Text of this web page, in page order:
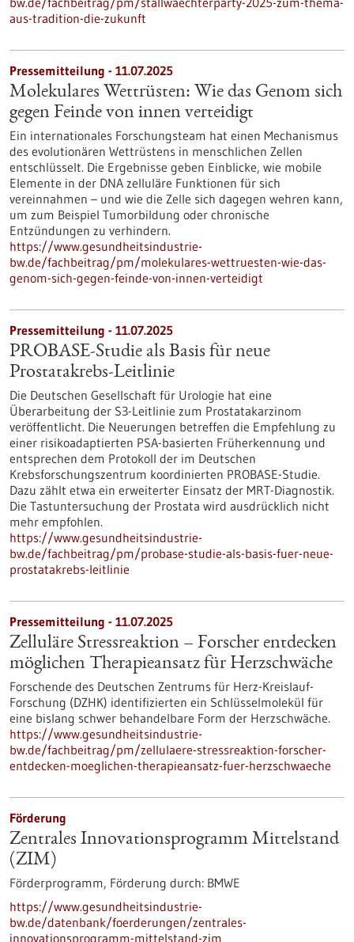
aus-tradition-die-zukunft
Pressemitteilung - 11.07.2025
Molekulares Wettrüsten: Wie das Genom sich
gegen Feinde von innen verteidigt
Ein internationales Forschungsteam hat einen Mechanismus
des evolutionären Wettrüstens in menschlichen Zellen
entschlüsselt. Die Ergebnisse geben Einblicke, wie mobile
Elemente in der DNA zelluläre Funktionen für sich
vereinnahmen – und wie die Zelle sich dagegen wehren kann,
um zum Beispiel Tumorbildung oder chronische
Entzündungen zu verhindern.
https://www.gesundheitsindustrie-
bw.de/fachbeitrag/pm/molekulares-wettruesten-wie-das-
genom-sich-gegen-feinde-von-innen-verteidigt
Pressemitteilung - 11.07.2025
PROBASE-Studie als Basis für neue
Prostatakrebs-Leitlinie
Die Deutschen Gesellschaft für Urologie hat eine
Überarbeitung der S3-Leitlinie zum Prostatakarzinom
veröffentlicht. Die Neuerungen betreffen die Empfehlung zu
einer risikoadaptierten PSA-basierten Früherkennung und
entsprechen dem Protokoll der im Deutschen
Krebsforschungszentrum koordinierten PROBASE-Studie.
Dazu zählt etwa ein erweiterter Einsatz der MRT-Diagnostik.
Die Tastuntersuchung der Prostata wird ausdrücklich nicht
mehr empfohlen.
https://www.gesundheitsindustrie-
bw.de/fachbeitrag/pm/probase-studie-als-basis-fuer-neue-
prostatakrebs-leitlinie
Pressemitteilung - 11.07.2025
Zelluläre Stressreaktion – Forscher entdecken
möglichen Therapieansatz für Herzschwäche
Forschende des Deutschen Zentrums für Herz-Kreislauf-
Forschung (DZHK) identifizierten ein Schlüsselmolekül für
eine bislang schwer behandelbare Form der Herzschwäche.
https://www.gesundheitsindustrie-
bw.de/fachbeitrag/pm/zellulaere-stressreaktion-forscher-
entdecken-moeglichen-therapieansatz-fuer-herzschwaeche
Förderung
Zentrales Innovationsprogramm Mittelstand
(ZIM)
Förderprogramm, Förderung durch: BMWE
https://www.gesundheitsindustrie-
bw.de/datenbank/foerderungen/zentrales-
innovationsprogramm-mittelstand-zim